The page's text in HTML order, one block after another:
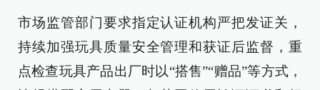
市场监管部门要求指定认证机构严把发证关，
持续加强玩具质量安全管理和获证后监督，重
点检查玩具产品出厂时以“搭售”“赠品”等方式，